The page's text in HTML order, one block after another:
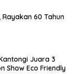
60 Tahun
Juara 3
Show Eco Friendly